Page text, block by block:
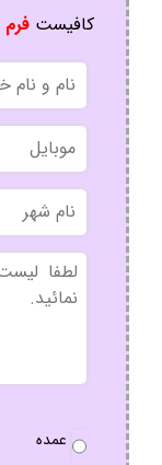
کافیستفرم
نام
و
نام
خانوادگی
موبایل
نام
شهر
بدون
عنوان
سفارش
عمده